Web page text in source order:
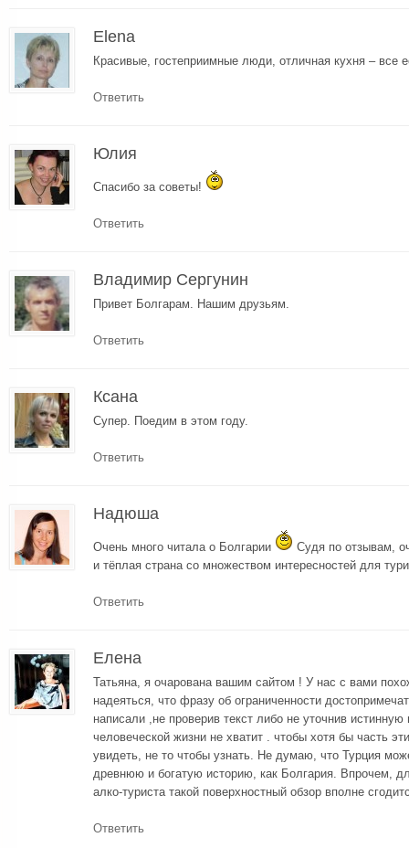
Elena
Красивые, гостеприимные люди, отличная кухня – все
Ответить
Юлия
Спасибо за советы!
Ответить
Владимир Сергунин
Привет Болгарам. Нашим друзьям.
Ответить
Ксана
Супер. Поедим в этом году.
Ответить
Надюша
Очень много читала о Болгарии
Судя по отзывам,
и тёплая страна со множеством интересностей для
Ответить
Елена
Татьяна, я очарована вашим сайтом ! У нас с вами
надеяться, что фразу об ограниченности
написали ,не проверив текст либо не уточнив
человеческой жизни не хватит . чтобы хотя бы часть
увидеть, не то чтобы узнать. Не думаю, что Турция
древнюю и богатую историю, как Болгария. Впрочем,
алко-туриста такой поверхностный обзор вполне
Ответить